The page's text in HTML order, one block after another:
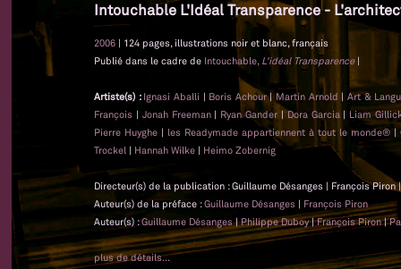
Intouchable L'Idéal Transparence -
2006 | 124 pages, illustrations noir et blanc, français
Publié dans le cadre de Intouchable, L'idéal Transparence|
Artiste(s) : Ignasi Aballi | Boris Achour|Martin Arnold |Art &
François | Jonah Freeman| Ryan Gander |Dora Garcia | Liam
Pierre Huyghe | les Readymade appartiennent à tout le monde® |
Trockel | Hannah Wilke | Heimo Zobernig
Directeur(s) de la publication : Guillaume Désanges | François Piron
Auteur(s) de la préface :Guillaume Désanges | François Piron
Auteur(s) :Guillaume Désanges|Philippe Duboy|François Piron|
plus de détails...